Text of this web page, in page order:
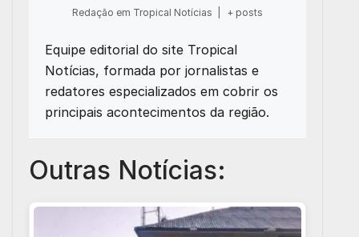
Redação em Tropical Notícias + posts
Equipe editorial do site Tropical
Notícias, formada por jornalistas e
redatores especializados em cobrir os
principais acontecimentos da região.
Outras Notícias: